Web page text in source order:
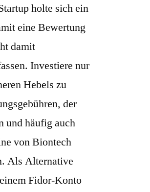
holte sich ein
eine Bewertung
damit
Investiere nur
Hebels zu
der
und häufig auch
von Biontech
Als Alternative
Fidor-Konto